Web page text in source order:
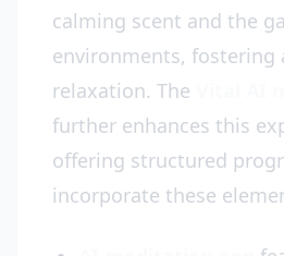
calming scent and the
environments, fostering
relaxation. The
further enhances this
offering structured
incorporate these